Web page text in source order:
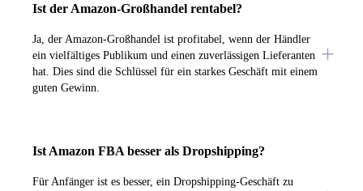
Ist der Amazon-Großhandel rentabel?
Ja, der Amazon-Großhandel ist profitabel, wenn der Händler
ein vielfältiges Publikum und einen zuverlässigen Lieferanten
hat. Dies sind die Schlüssel für ein starkes Geschäft mit einem
guten Gewinn.
Ist Amazon FBA besser als Dropshipping?
Für Anfänger ist es besser, ein Dropshipping-Geschäft zu